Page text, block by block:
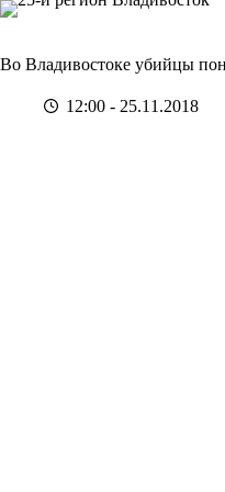
Перейти
Во Владивостоке убийцы
12:00 - 25.11.2018